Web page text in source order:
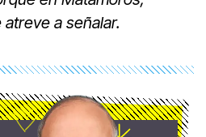
a señalar.